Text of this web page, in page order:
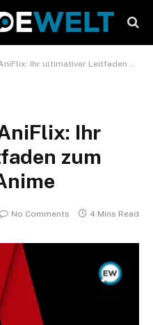
ultimativer Leitfaden zum Streamen von Anime
Ihr
zum
No Comments 4 Mins Read